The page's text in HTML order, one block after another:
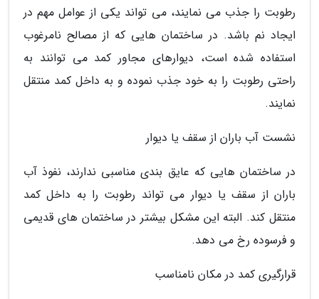
رطوبت را جذب می نمایند، می تواند یکی از عوامل مهم در
ایجاد نم باشد. در ساختمان هایی که از مصالح نامرغوب
استفاده شده است، دیوارهای مجاور کمد می توانند به
راحتی رطوبت را به خود جذب نموده و به داخل کمد منتقل
نمایند.
نشست آب باران از سقف یا دیوار
در ساختمان هایی که عایق بندی مناسبی ندارند، نفوذ آب
باران از سقف یا دیوار می تواند رطوبت را به داخل کمد
منتقل کند. البته این مشکل بیشتر در ساختمان های قدیمی
و فرسوده رخ می دهد.
قرارگیری کمد در مکان نامناسب